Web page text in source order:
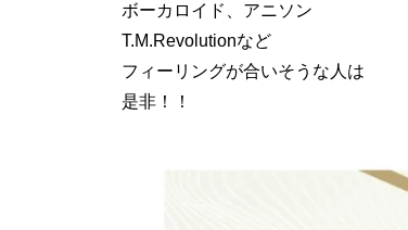
ボーカロイド、アニソン
T.M.Revolutionなど
フィーリングが合いそうな人は
是非！！